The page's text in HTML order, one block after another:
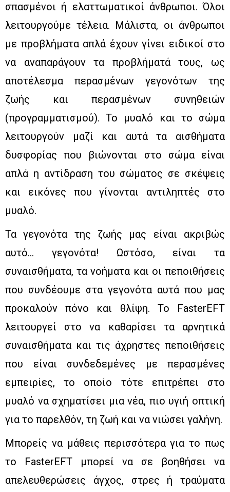
σπασμένοι ή ελαττωματικοί άνθρωποι. Όλοι
λειτουργούμε τέλεια. Μάλιστα, οι άνθρωποι
με προβλήματα απλά έχουν γίνει ειδικοί στο
να αναπαράγουν τα προβλήματά τους, ως
αποτέλεσμα περασμένων γεγονότων της
ζωής και περασμένων συνηθειών
(προγραμματισμού). Το μυαλό και το σώμα
λειτουργούν μαζί και αυτά τα αισθήματα
δυσφορίας που βιώνονται στο σώμα είναι
απλά η αντίδραση του σώματος σε σκέψεις
και εικόνες που γίνονται αντιληπτές στο
μυαλό.
Τα γεγονότα της ζωής μας είναι ακριβώς
αυτό… γεγονότα! Ωστόσο, είναι τα
συναισθήματα, τα νοήματα και οι πεποιθήσεις
που συνδέουμε στα γεγονότα αυτά που μας
προκαλούν πόνο και θλίψη. Το FasterEFT
λειτουργεί στο να καθαρίσει τα αρνητικά
συναισθήματα και τις άχρηστες πεποιθήσεις
που είναι συνδεδεμένες με περασμένες
εμπειρίες, το οποίο τότε επιτρέπει στο
μυαλό να σχηματίσει μια νέα, πιο υγιή οπτική
για το παρελθόν, τη ζωή και να νιώσει γαλήνη.
Μπορείς να μάθεις περισσότερα για το πως
το FasterEFT μπορεί να σε βοηθήσει να
απελευθερώσεις άγχος, στρες ή τραύματα